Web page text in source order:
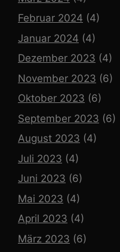
Februar 2024 (4)
Januar 2024 (4)
Dezember 2023 (4)
November 2023 (6)
Oktober 2023 (6)
September 2023 (6)
August 2023 (4)
Juli 2023 (4)
Juni 2023 (6)
Mai 2023 (4)
April 2023 (4)
März 2023 (6)